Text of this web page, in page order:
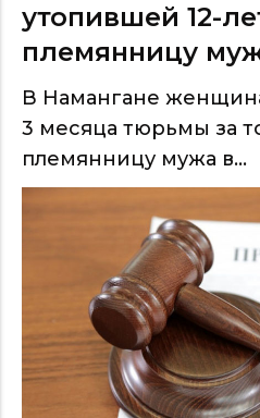
утопившей 12-
племянницу
В Намангане
3 месяца тюрьмы за
племянницу мужа в...